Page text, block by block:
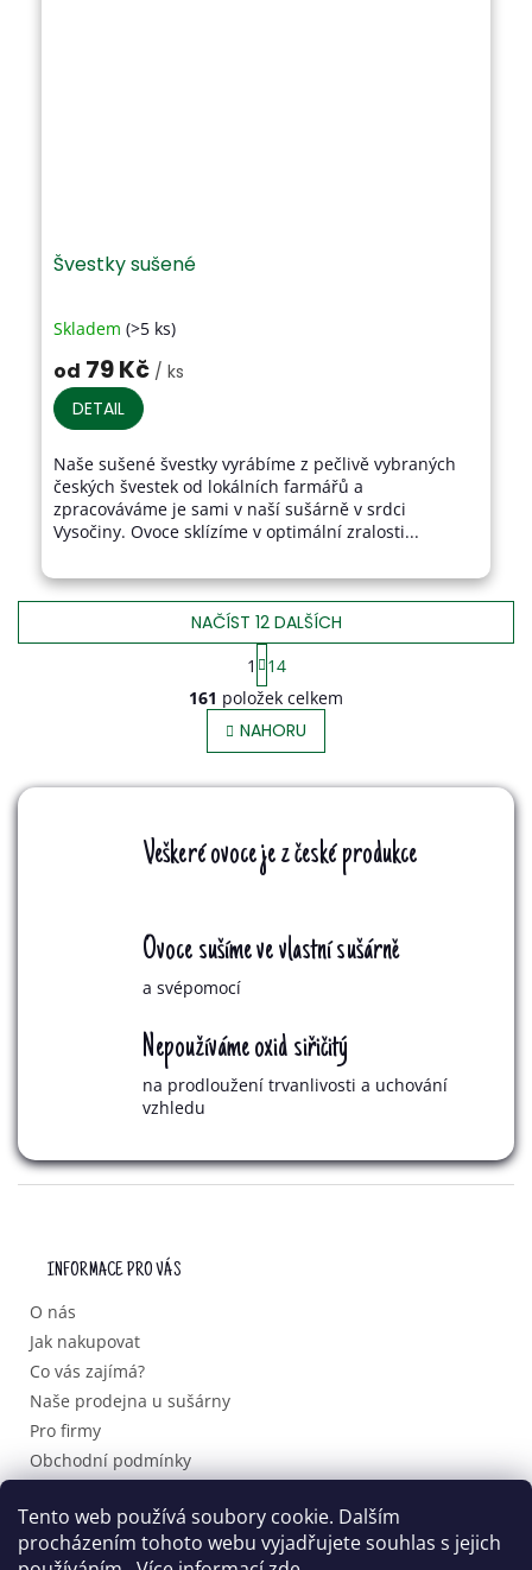
Tento web používá soubory cookie. Dalším
procházením tohoto webu vyjadřujete souhlas s jejich
Švestky sušené
Průměrné
hodnocení
produktu
je
3,7
5
hvězdiček.
Skladem (>5 ks)
od 79 Kč / ks
DETAIL
Naše sušené švestky vyrábíme z pečlivě vybraných
českých švestek od lokálních farmářů a
zpracováváme je sami v naší sušárně v srdci
Vysočiny. Ovoce sklízíme v optimální zralosti...
O
V
L
Á
Í
P
Y
I
U
NAČÍST 12 DALŠÍCH
S
T
R
Á
N
Á
N
1
14
161 položek celkem
NAHORU
Veškeré ovoce je z české produkce
Ovoce sušíme ve vlastní sušárně
a svépomocí
Nepoužíváme oxid siřičitý
na prodloužení trvanlivosti a uchování
vzhledu
INFORMACE PRO VÁS
O nás
Jak nakupovat
Co vás zajímá?
Naše prodejna u sušárny
Pro firmy
Obchodní podmínky